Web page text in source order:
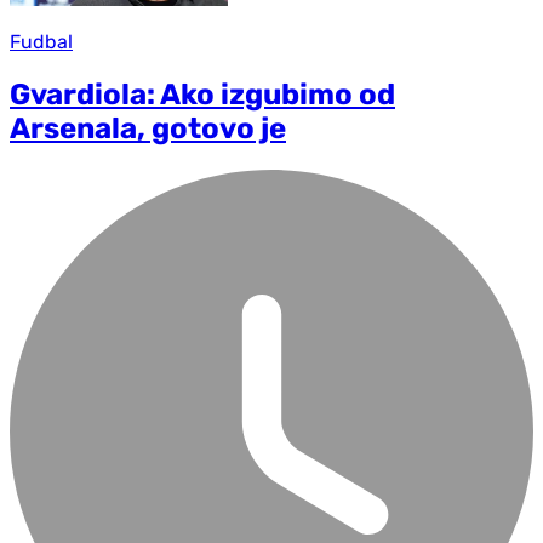
Fudbal
Gvardiola: Ako izgubimo od
Arsenala, gotovo je